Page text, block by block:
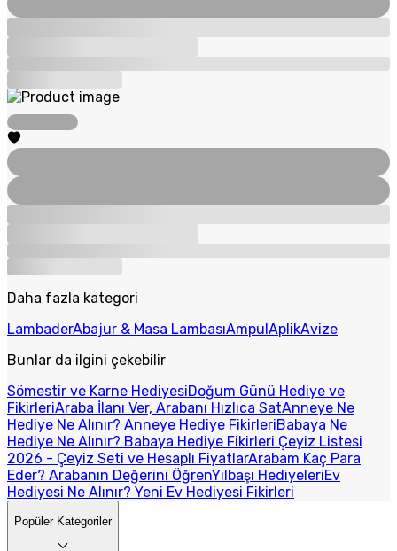
Daha fazla kategori
LambaderAbajur & Masa LambasıAmpulAplikAvize
Bunlar da ilgini çekebilir
Sömestir ve Karne HediyesiDoğum Günü Hediye ve
FikirleriAraba İlanı Ver, Arabanı Hızlıca SatAnneye Ne
Hediye Ne Alınır? Anneye Hediye FikirleriBabaya Ne
Hediye Ne Alınır? Babaya Hediye Fikirleri Çeyiz Listesi
2026 - Çeyiz Seti ve Hesaplı FiyatlarArabam Kaç Para
Eder? Arabanın Değerini ÖğrenYılbaşı HediyeleriEv
Hediyesi Ne Alınır? Yeni Ev Hediyesi Fikirleri
Popüler Kategoriler